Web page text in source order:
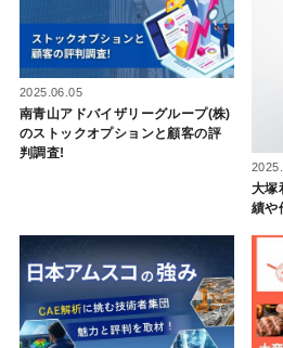
2025.06.05
南青山アドバイザリーグループ(株)
のストックオプションと顧客の評
判調査!
大塚
績や